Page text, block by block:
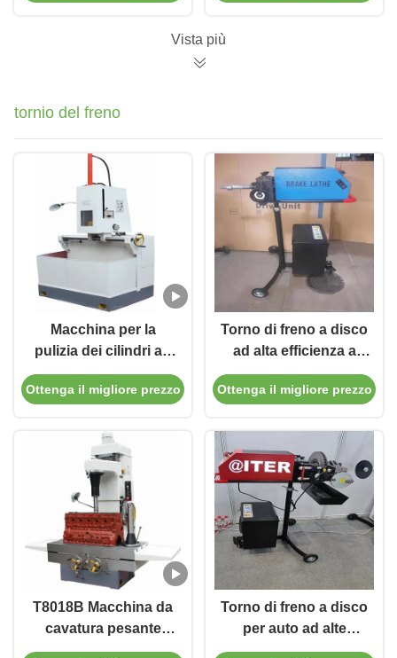
Vista più
tornio del freno
Macchina per la
pulizia dei cilindri ad
alta precisione
1.1/1.5kw per veicoli
Ottenga il migliore prezzo
Torno di freno a disco
ad alta efficienza a
120 giri al minuto per
la manutenzione del
Ottenga il migliore prezzo
T8018B Macchina da
cavatura pesante
3.3/4kw con
Torno di freno a disco
per auto ad alte
prestazioni 220v/110v